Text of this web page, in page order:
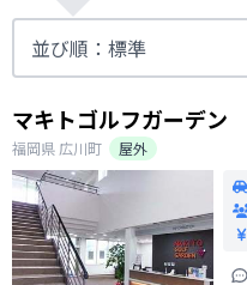
マキトゴルフガーデン
福岡県 広川町
屋外